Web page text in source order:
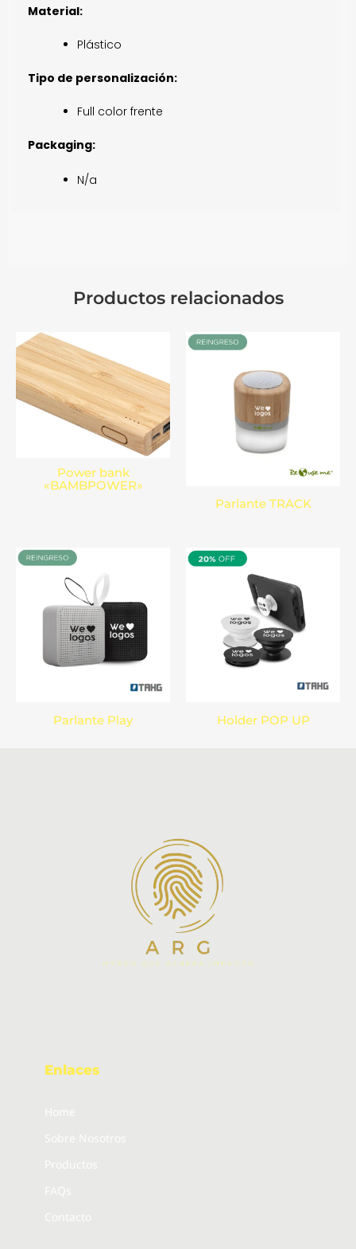
Material:
Plástico
Tipo de personalización:
Full color frente
Packaging:
N/a
Productos relacionados
Power bank
«BAMBPOWER»
Parlante TRACK
Parlante Play Holder POP UP
Enlaces
Home
Sobre Nosotros
Productos
FAQs
Contacto